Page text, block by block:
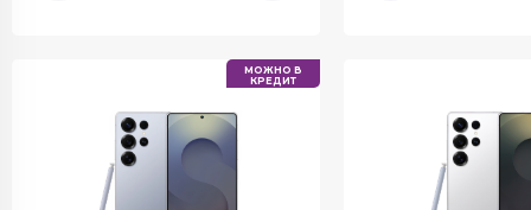
МОЖНО В
КРЕДИТ